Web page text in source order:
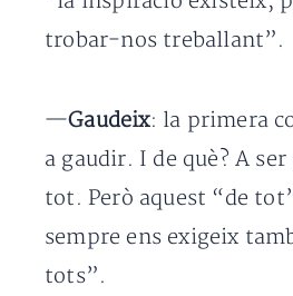
trobar-nos treballant”.
—Gaudeix: la primera
a gaudir. I de què? A
tot. Però aquest “de
sempre ens exigeix
tots”.